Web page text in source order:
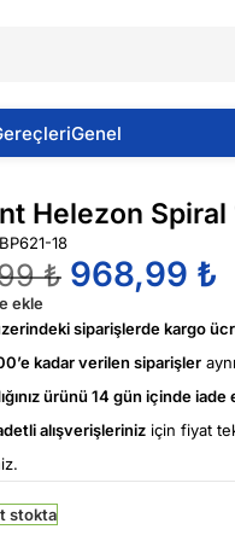
Genel
Helezon
BP621-18
₺ 968,99 ₺
ekle
siparişlerde kargo
kadar verilen siparişler
ürünü 14 gün içinde
alışverişleriniz için fiyat
stokta